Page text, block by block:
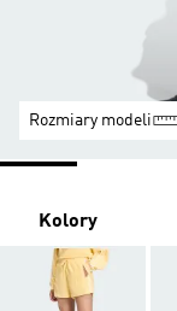
Rozmiary modeli
Kolory